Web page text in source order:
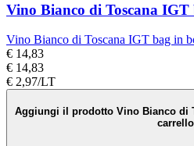
Vino Bianco di Toscana
Vino Bianco di Toscana IGT bag in
€ 14,83
€ 14,83
€ 2,97/LT
Aggiungi il prodotto Vino Bianco di
carrello